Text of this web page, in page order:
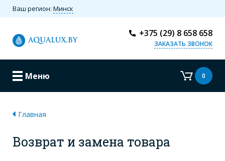
Ваш регион: Минск
+375 (29) 8 658 658
ЗАКАЗАТЬ ЗВОНОК
Меню 0
Главная
Возврат и замена товара